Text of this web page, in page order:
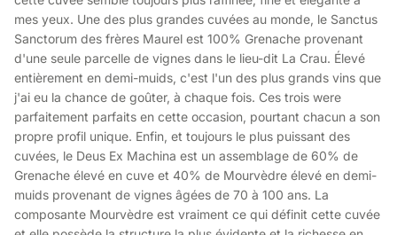
mes yeux. Une des plus grandes cuvées au monde, le Sanctus
Sanctorum des frères Maurel est 100% Grenache provenant
d'une seule parcelle de vignes dans le lieu-dit La Crau. Élevé
entièrement en demi-muids, c'est l'un des plus grands vins que
j'ai eu la chance de goûter, à chaque fois. Ces trois were
parfaitement parfaits en cette occasion, pourtant chacun a son
propre profil unique. Enfin, et toujours le plus puissant des
cuvées, le Deus Ex Machina est un assemblage de 60% de
Grenache élevé en cuve et 40% de Mourvèdre élevé en demi-
muids provenant de vignes âgées de 70 à 100 ans. La
composante Mourvèdre est vraiment ce qui définit cette cuvée